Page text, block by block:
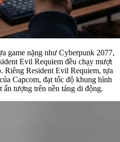
game nặng như Cyberpunk 2077,
Evil Requiem đều chạy mượt
Riêng Resident Evil Requiem, tựa
Capcom, đạt tốc độ khung hình
ấn tượng trên nền tảng di động.